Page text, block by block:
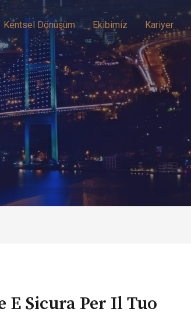
Kentsel Dönüşüm Ekibimiz Kariyer
Sicura Per Il Tuo